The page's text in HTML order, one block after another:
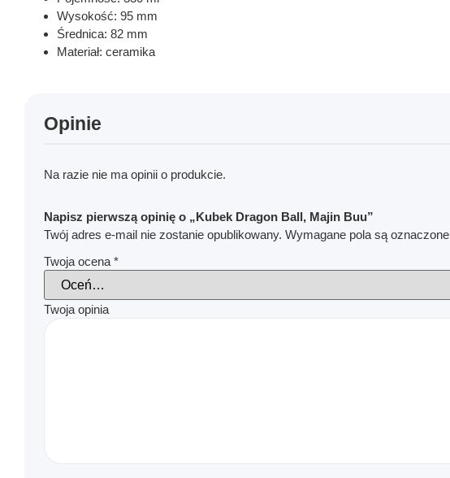
Wysokość: 95 mm
Średnica: 82 mm
Materiał: ceramika
Opinie
Na razie nie ma opinii o produkcie.
Napisz pierwszą opinię o „Kubek Dragon Ball, Majin Buu”
Twój adres e-mail nie zostanie opublikowany. Wymagane pola są oznaczone
Twoja ocena *
Twoja opinia